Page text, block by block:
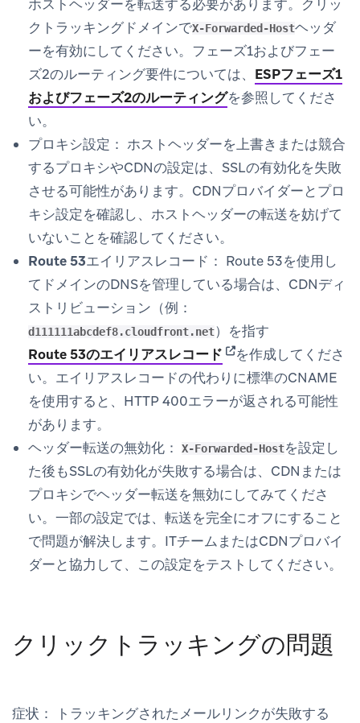
ホストヘッダーを転送する必要があります。クリッ
クトラッキングドメインでX-Forwarded-Hostヘッダ
ーを有効にしてください。フェーズ1およびフェー
ズ2のルーティング要件については、 ESPフェーズ1
およびフェーズ2のルーティングを参照してくださ
い。
プロキシ設定： ホストヘッダーを上書きまたは競合
するプロキシやCDNの設定は、SSLの有効化を失敗
させる可能性があります。CDNプロバイダーとプロ
キシ設定を確認し、ホストヘッダーの転送を妨げて
いないことを確認してください。
Route 53エイリアスレコード： Route 53を使用し
てドメインのDNSを管理している場合は、CDNディ
ストリビューション（例：
d111111abcdef8.cloudfront.net）を指す
Route 53のエイリアスレコード (opens in new tab)
を作成してくださ
い。エイリアスレコードの代わりに標準のCNAME
を使用すると、HTTP 400エラーが返される可能性
があります。
ヘッダー転送の無効化：
X-Forwarded-Hostを設定し
た後もSSLの有効化が失敗する場合は、CDNまたは
プロキシでヘッダー転送を無効にしてみてくださ
い。一部の設定では、転送を完全にオフにすること
で問題が解決します。ITチームまたはCDNプロバイ
ダーと協力して、この設定をテストしてください。
クリックトラッキングの問題
症状：
トラッキングされたメールリンクが失敗する